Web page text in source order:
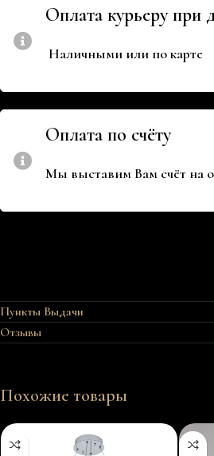
Оплата курьеру при
Наличными или по карте
Оплата по счёту
Мы выставим Вам счёт на
Пункты Выдачи
Отзывы
Похожие товары